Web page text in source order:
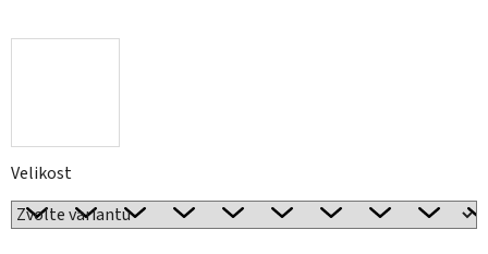
Velikost